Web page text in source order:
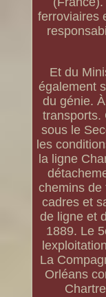
ferroviaires
Et du
également
du génie.
transports.
sous le
les
la ligne
chemins de
cadres et
de ligne et
1889. Le
La
Orléans